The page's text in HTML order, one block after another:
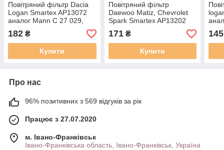
Повітряний фільтр Dacia
Logan Smartex AP13072
аналог Mann C 27 029,
Mahle
182 ₴
Купити
Повітряний фільтр
Daewoo Matiz, Chevrolet
Spark Smartex AP13202
(аналог WA6253 / LX877 /
C2119 )
171₴
Купити
145
Про нас
96% позитивних з 569 відгуків за рік
Працює з 27.07.2020
м. Івано-Франківськ
Івано-Франківська область, Івано-Франківськ, Україна